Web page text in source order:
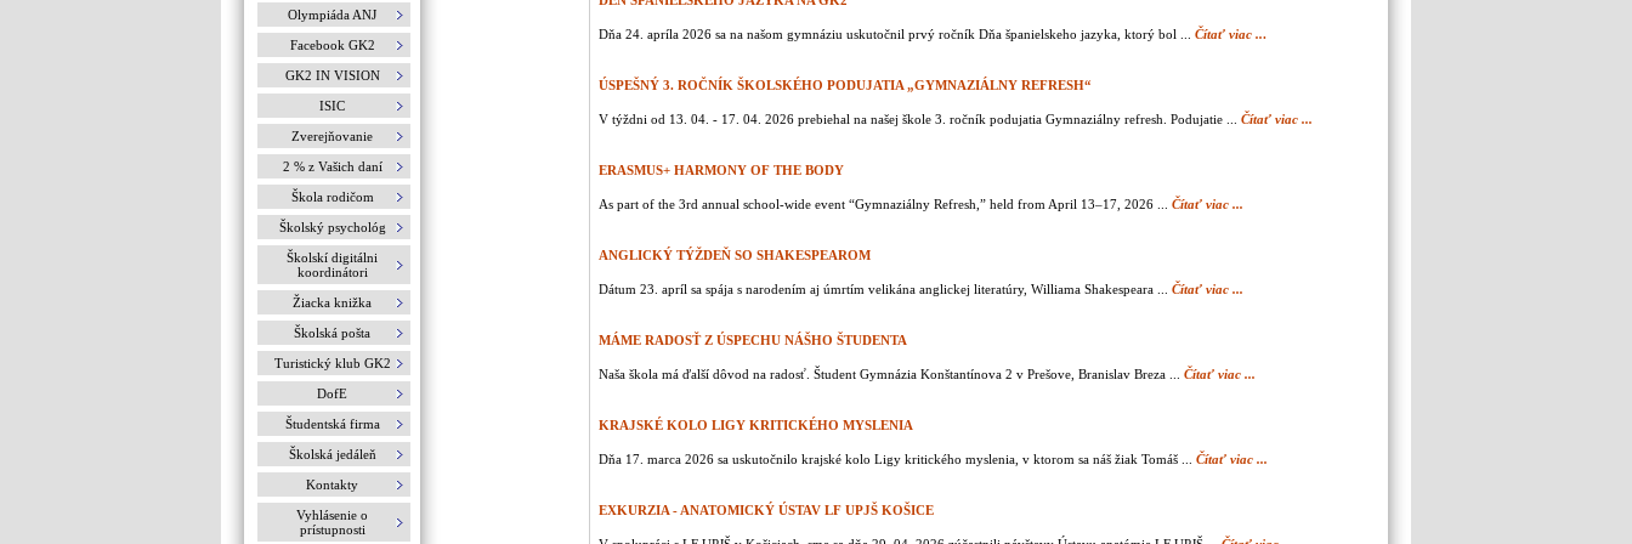
Olympiáda ANJ
Facebook GK2
GK2 IN VISION
ISIC
Zverejňovanie
2 % z Vašich daní
Škola rodičom
Školský psychológ
Školskí digitálni
koordinátori
Žiacka knižka
Školská pošta
Turistický klub GK2
DofE
Študentská firma
Školská jedáleň
Kontakty
Vyhlásenie o
prístupnosti
Dňa 24. apríla 2026 sa na našom gymnáziu uskutočnil prvý ročník Dňa španielskeho jazyka, ktorý bol ... Čítať viac ...
ÚSPEŠNÝ 3. ROČNÍK ŠKOLSKÉHO PODUJATIA „GYMNAZIÁLNY REFRESH“
V týždni od 13. 04. - 17. 04. 2026 prebiehal na našej škole 3. ročník podujatia Gymnaziálny refresh. Podujatie ... Čítať viac ...
ERASMUS+ HARMONY OF THE BODY
As part of the 3rd annual school-wide event “Gymnaziálny Refresh,” held from April 13–17, 2026 ... Čítať viac ...
ANGLICKÝ TÝŽDEŇ SO SHAKESPEAROM
Dátum 23. apríl sa spája s narodením aj úmrtím velikána anglickej literatúry, Williama Shakespeara ... Čítať viac ...
MÁME RADOSŤ Z ÚSPECHU NÁŠHO ŠTUDENTA
Naša škola má ďalší dôvod na radosť. Študent Gymnázia Konštantínova 2 v Prešove, Branislav Breza ... Čítať viac ...
KRAJSKÉ KOLO LIGY KRITICKÉHO MYSLENIA
Dňa 17. marca 2026 sa uskutočnilo krajské kolo Ligy kritického myslenia, v ktorom sa náš žiak Tomáš ... Čítať viac ...
EXKURZIA - ANATOMICKÝ ÚSTAV LF UPJŠ KOŠICE